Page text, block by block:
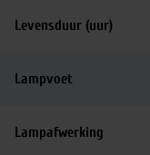
Levensduur (uur)
Lampvoet
Lampafwerking